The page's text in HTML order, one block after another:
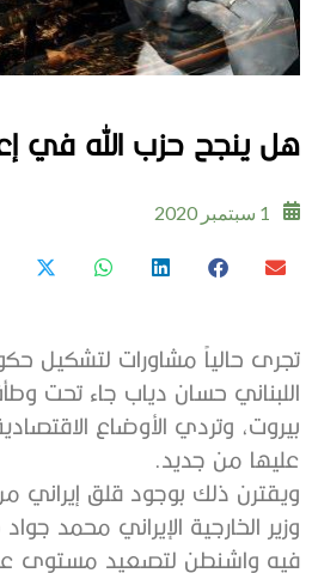
هل ينجح حزب الله في
1 سبتمبر 2020
تجرى حالياً مشاورات لتشكيل
اللبناني حسان دياب جاء تحت
بيروت، وتردي الأوضاع
عليها من جديد.
ويقترن ذلك بوجود قلق
فيه واشنطن لتصعيد مستوى